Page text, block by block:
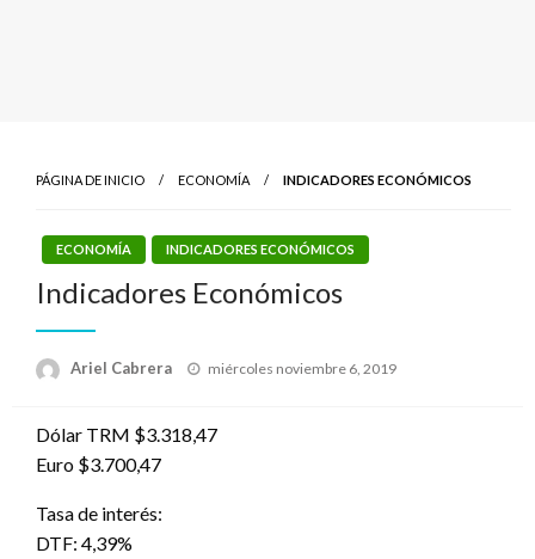
PÁGINA DE INICIO ECONOMÍA INDICADORES ECONÓMICOS
ECONOMÍA INDICADORES ECONÓMICOS
Indicadores Económicos
Ariel Cabrera
Publicado
miércoles noviembre 6, 2019
Dólar TRM $3.318,47
Euro $3.700,47
Tasa de interés:
DTF: 4,39%